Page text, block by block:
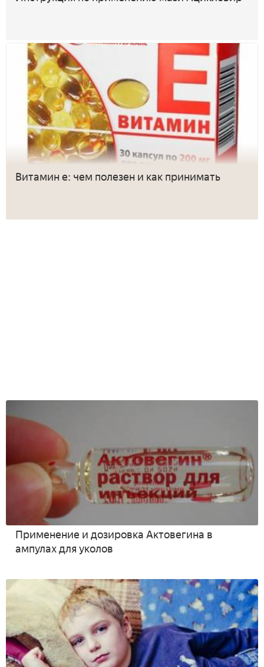
Витамин е: чем полезен и как принимать
Применение и дозировка Актовегина в
ампулах для уколов